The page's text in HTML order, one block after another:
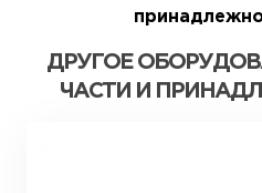
ДРУГОЕ
ЧАСТИ И